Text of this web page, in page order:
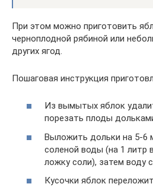
При этом можно приготовить
черноплодной рябиной или
других ягод.
Пошаговая инструкция
Из вымытых яблок
порезать плоды
Выложить дольки на 5-6
соленой воды (на 1 литр
ложку соли), затем воду
Кусочки яблок